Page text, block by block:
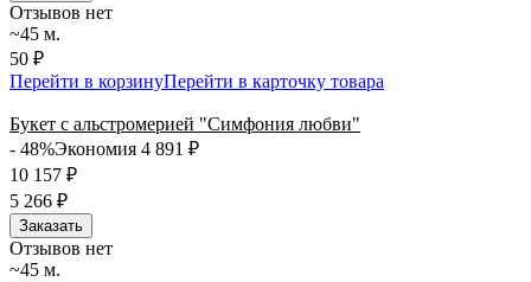
Отзывов нет
~45 м.
50 ₽
Перейти в корзинуПерейти в карточку товара
Букет с альстромерией "Симфония любви"
- 48%Экономия 4 891 ₽
10 157 ₽
5 266 ₽
Заказать
Отзывов нет
~45 м.